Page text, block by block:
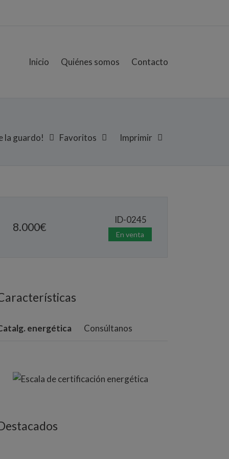
Inicio Quiénes somos Contacto
la guardo! Favoritos Imprimir
8.000€
ID-0245
En venta
energética Consúltanos